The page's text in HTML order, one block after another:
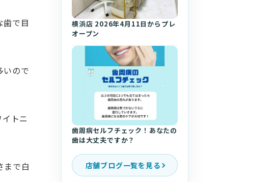
で目
いので
トニ
まで白
横浜店 2026年4月11日からプレ
オープン
歯周病セルフチェック！あなたの
歯は大丈夫ですか？
店舗ブログ一覧を見る